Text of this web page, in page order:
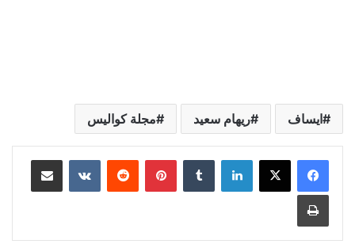
ايساف ريهام سعيد مجلة كواليس
لينكدإن بينتيريست مشاركة عبر البريد
طباعة